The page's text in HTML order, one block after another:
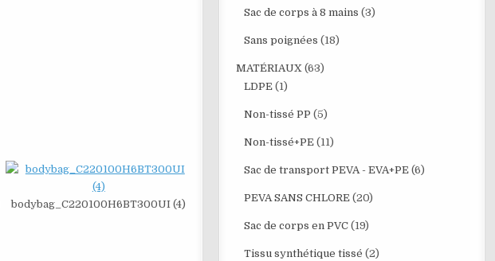
bodybag_C220100H6BT300UI (4)
Sac de corps à 8 mains (3)
Sans poignées (18)
MATÉRIAUX (63)
LDPE (1)
Non-tissé PP (5)
Non-tissé+PE (11)
Sac de transport PEVA - EVA+PE (6)
PEVA SANS CHLORE (20)
Sac de corps en PVC (19)
Tissu synthétique tissé (2)